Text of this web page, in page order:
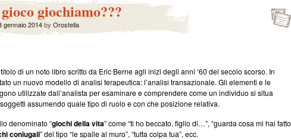
giochiamo???
gennaio 2014by Orostella
titolo di un noto libro scritto da Eric Berne agli inizi degli anni ‘60 del secolo scorso. In
un nuovo modello di analisi terapeutica: l’analisi transazionale. Gli elementi e le
utilizzate dall’analista per esaminare e comprendere come un individuo si situa
assumendo quale tipo di ruolo e con che posizione relativa.
denominato “giochi della vita” come “ti ho beccato, figlio di…”, “guarda cosa mi hai fatto
coniugali” del tipo “le spalle al muro”, “tutta colpa tua”, ecc.